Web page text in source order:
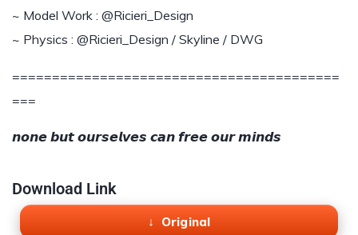
~ Model Work : @Ricieri_Design
~ Physics : @Ricieri_Design / Skyline / DWG
=========================================
===
𝙣𝙤𝙣𝙚 𝙗𝙪𝙩 𝙤𝙪𝙧𝙨𝙚𝙡𝙫𝙚𝙨 𝙘𝙖𝙣 𝙛𝙧𝙚𝙚 𝙤𝙪𝙧 𝙢𝙞𝙣𝙙𝙨​
Download Link
Original